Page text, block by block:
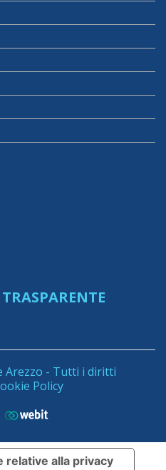
- Tutti i diritti
Policy
relative alla privacy